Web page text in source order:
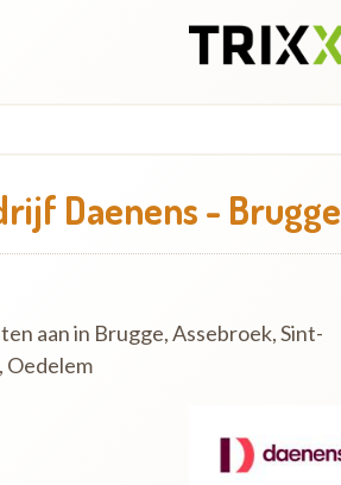
Daenens - Brugge
aan in Brugge, Assebroek, Sint-
Oedelem